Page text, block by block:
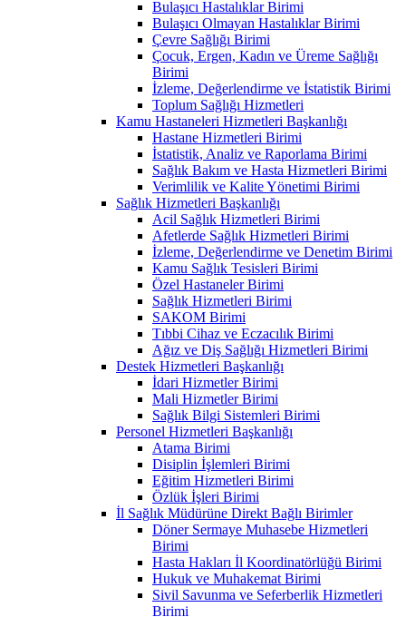
Bulaşıcı Hastalıklar Birimi
Bulaşıcı Olmayan Hastalıklar Birimi
Çevre Sağlığı Birimi
Çocuk, Ergen, Kadın ve Üreme Sağlığı
Birimi
İzleme, Değerlendirme ve İstatistik Birimi
Toplum Sağlığı Hizmetleri
Kamu Hastaneleri Hizmetleri Başkanlığı
Hastane Hizmetleri Birimi
İstatistik, Analiz ve Raporlama Birimi
Sağlık Bakım ve Hasta Hizmetleri Birimi
Verimlilik ve Kalite Yönetimi Birimi
Sağlık Hizmetleri Başkanlığı
Acil Sağlık Hizmetleri Birimi
Afetlerde Sağlık Hizmetleri Birimi
İzleme, Değerlendirme ve Denetim Birimi
Kamu Sağlık Tesisleri Birimi
Özel Hastaneler Birimi
Sağlık Hizmetleri Birimi
SAKOM Birimi
Tıbbi Cihaz ve Eczacılık Birimi
Ağız ve Diş Sağlığı Hizmetleri Birimi
Destek Hizmetleri Başkanlığı
İdari Hizmetler Birimi
Mali Hizmetler Birimi
Sağlık Bilgi Sistemleri Birimi
Personel Hizmetleri Başkanlığı
Atama Birimi
Disiplin İşlemleri Birimi
Eğitim Hizmetleri Birimi
Özlük İşleri Birimi
İl Sağlık Müdürüne Direkt Bağlı Birimler
Döner Sermaye Muhasebe Hizmetleri
Birimi
Hasta Hakları İl Koordinatörlüğü Birimi
Hukuk ve Muhakemat Birimi
Sivil Savunma ve Seferberlik Hizmetleri
Birimi